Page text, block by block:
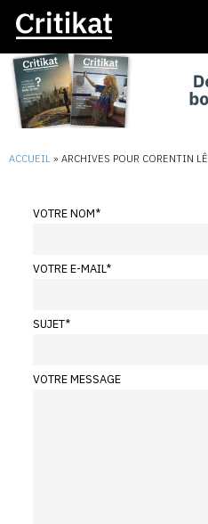
ACCUEIL » ARCHIVES POUR CORENTIN LÊ
VOTRE NOM*
VOTRE E-MAIL*
SUJET*
VOTRE MESSAGE